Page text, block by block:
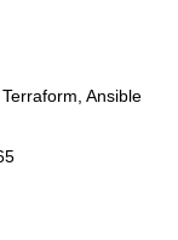
Ansible